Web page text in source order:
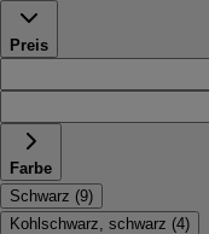
Preis
Farbe
Schwarz (9)
Kohlschwarz, schwarz (4)